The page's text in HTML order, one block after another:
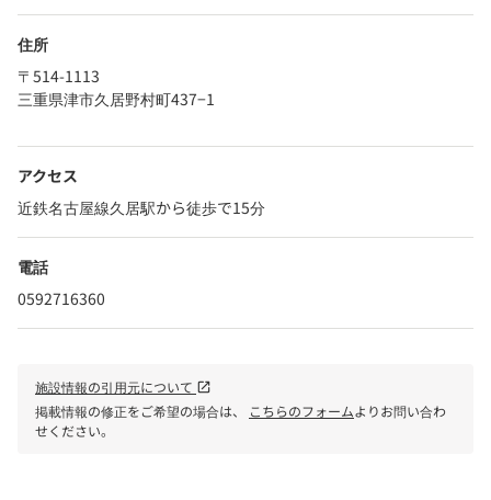
住所
〒514-1113
三重県津市久居野村町437−1
アクセス
近鉄名古屋線久居駅から徒歩で15分
電話
0592716360
施設情報の引用元について open_in_new
掲載情報の修正をご希望の場合は、 こちらのフォームよりお問い合わ
せください。